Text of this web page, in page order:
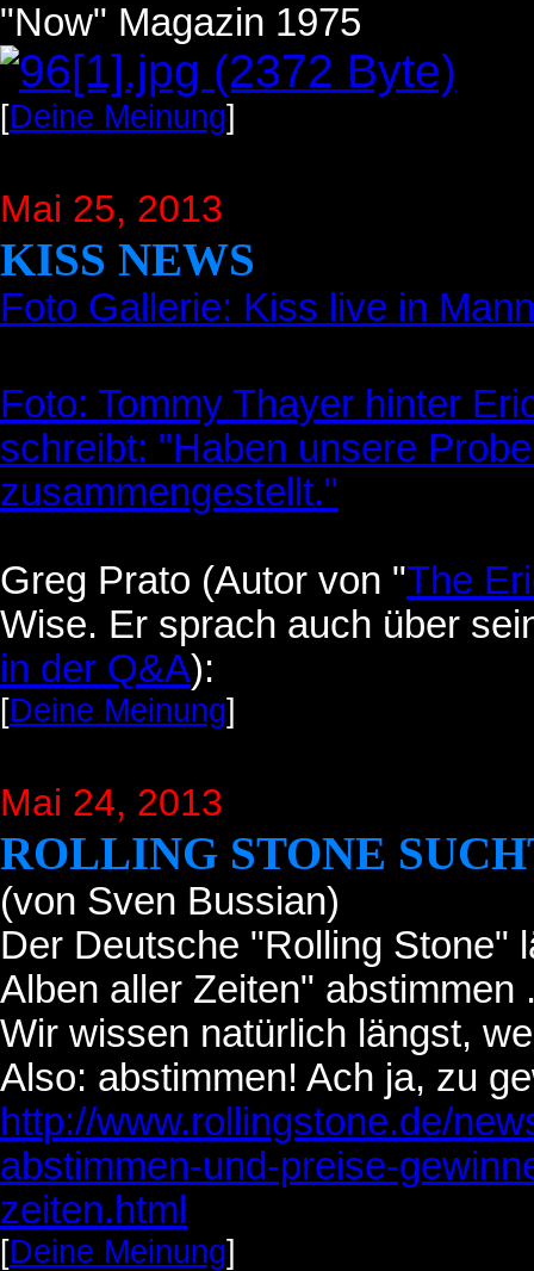
"Now" Magazin 1975
[Deine Meinung]
Mai 25, 2013
KISS NEWS
Foto Gallerie: Kiss live in
Foto: Tommy Thayer hinter
schreibt: "Haben unsere
zusammengestellt."
Greg Prato (Autor von "The
Wise. Er sprach auch über
in der Q&A):
[Deine Meinung]
Mai 24, 2013
ROLLING STONE
(von Sven Bussian)
Der Deutsche "Rolling Stone"
Alben aller Zeiten" abstimmen
Wir wissen natürlich längst,
Also: abstimmen! Ach ja, zu
http://www.rollingstone.de/
abstimmen-und-preise-
zeiten.html
[Deine Meinung]